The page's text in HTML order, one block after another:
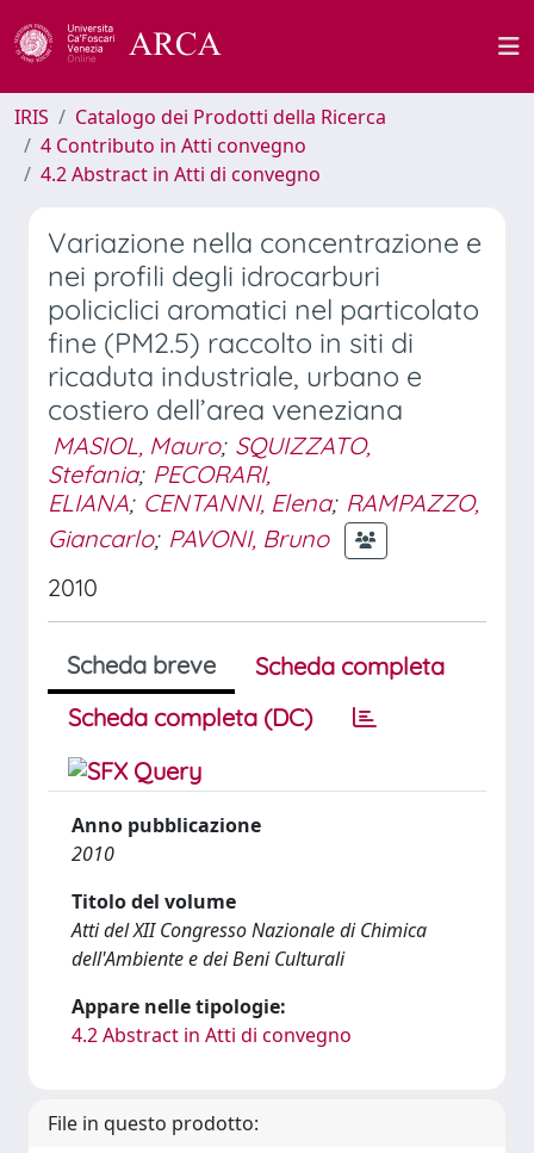
IRIS
Catalogo dei Prodotti della Ricerca
4 Contributo in Atti convegno
4.2 Abstract in Atti di convegno
Variazione nella concentrazione e
nei profili degli idrocarburi
policiclici aromatici nel particolato
fine (PM2.5) raccolto in siti di
ricaduta industriale, urbano e
costiero dell’area veneziana
MASIOL, Mauro; SQUIZZATO,
Stefania; PECORARI,
ELIANA; CENTANNI, Elena; RAMPAZZO,
Giancarlo; PAVONI, Bruno
2010
Scheda breve
Scheda completa
Scheda completa (DC)
Anno pubblicazione
2010
Titolo del volume
Atti del XII Congresso Nazionale di Chimica
dell'Ambiente e dei Beni Culturali
Appare nelle tipologie:
4.2 Abstract in Atti di convegno
File in questo prodotto: